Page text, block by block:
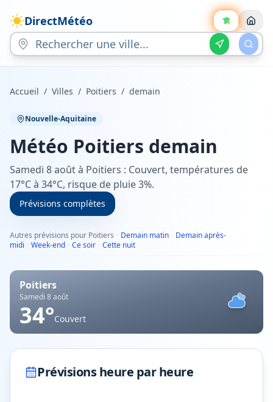
DirectMétéo
Accueil / Villes / Poitiers / demain
Nouvelle-Aquitaine
Météo Poitiers demain
Samedi 8 août à Poitiers : Couvert, températures de
17°C à 34°C, risque de pluie 3%.
Prévisions complètes
Autres prévisions pour Poitiers · Demain matin · Demain après-
midi · Week-end · Ce soir · Cette nuit
Poitiers
Samedi 8 août
34°Couvert
Prévisions heure par heure